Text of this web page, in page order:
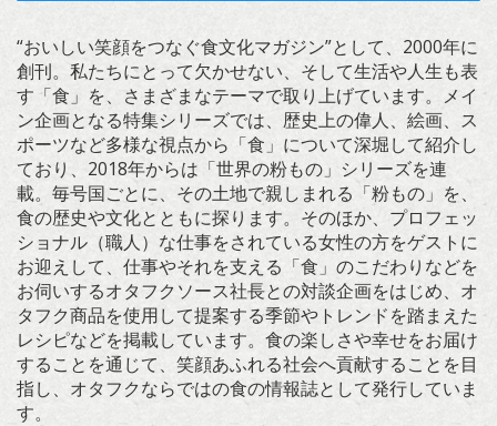
“おいしい笑顔をつなぐ食文化マガジン”として、2000年に
創刊。私たちにとって欠かせない、そして生活や人生も表
す「食」を、さまざまなテーマで取り上げています。メイ
ン企画となる特集シリーズでは、歴史上の偉人、絵画、ス
ポーツなど多様な視点から「食」について深堀して紹介し
ており、2018年からは「世界の粉もの」シリーズを連
載。毎号国ごとに、その土地で親しまれる「粉もの」を、
食の歴史や文化とともに探ります。そのほか、プロフェッ
ショナル（職人）な仕事をされている女性の方をゲストに
お迎えして、仕事やそれを支える「食」のこだわりなどを
お伺いするオタフクソース社長との対談企画をはじめ、オ
タフク商品を使用して提案する季節やトレンドを踏まえた
レシピなどを掲載しています。食の楽しさや幸せをお届け
することを通じて、笑顔あふれる社会へ貢献することを目
指し、オタフクならではの食の情報誌として発行していま
す。